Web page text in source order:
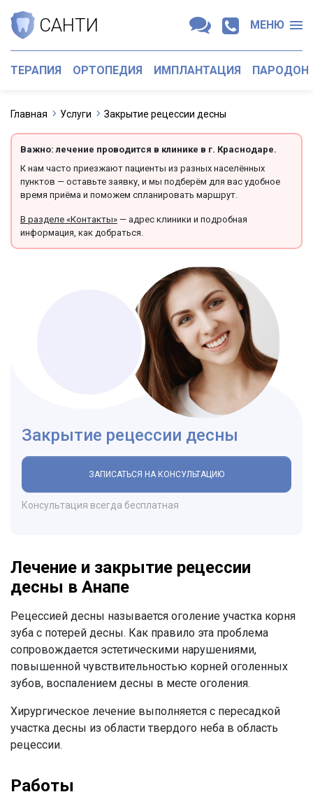
САНТИ МЕНЮ
ТЕРАПИЯ ОРТОПЕДИЯ ИМПЛАНТАЦИЯ
Главная Услуги Закрытие рецессии десны
Важно: лечение проводится в клинике в г. Краснодаре.
К нам часто приезжают пациенты из разных населённых
пунктов — оставьте заявку, и мы подберём для вас удобное
время приёма и поможем спланировать маршрут.
В разделе «Контакты» — адрес клиники и подробная
информация, как добраться.
Закрытие рецессии десны
ЗАПИСАТЬСЯ НА КОНСУЛЬТАЦИЮ
Консультация всегда бесплатная
Лечение и закрытие рецессии
десны в Анапе
Рецессией десны называется оголение участка корня
зуба с потерей десны. Как правило эта проблема
сопровождается эстетическими нарушениями,
повышенной чувствительностью корней оголенных
зубов, воспалением десны в месте оголения.
Хирургическое лечение выполняется с пересадкой
участка десны из области твердого неба в область
рецессии.
Работы